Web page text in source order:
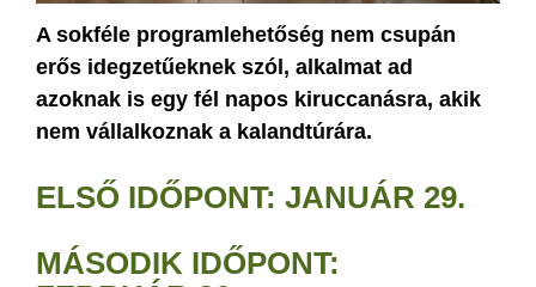
A sokféle programlehetőség nem csupán
erős idegzetűeknek szól, alkalmat ad
azoknak is egy fél napos kiruccanásra, akik
nem vállalkoznak a kalandtúrára.
ELSŐ IDŐPONT: JANUÁR 29.
MÁSODIK IDŐPONT: